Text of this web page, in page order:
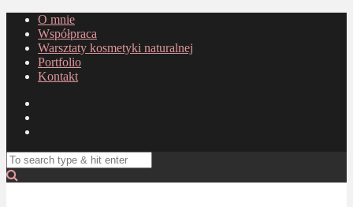
O mnie
Współpraca
Warsztaty kosmetyki naturalnej
Portfolio
Kontakt